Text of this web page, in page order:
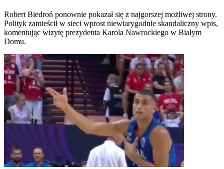
Robert Biedroń ponownie pokazał się z najgorszej możliwej strony.
Polityk zamieścił w sieci wprost niewiarygodnie skandaliczny wpis,
komentując wizytę prezydenta Karola Nawrockiego w Białym
Domu.